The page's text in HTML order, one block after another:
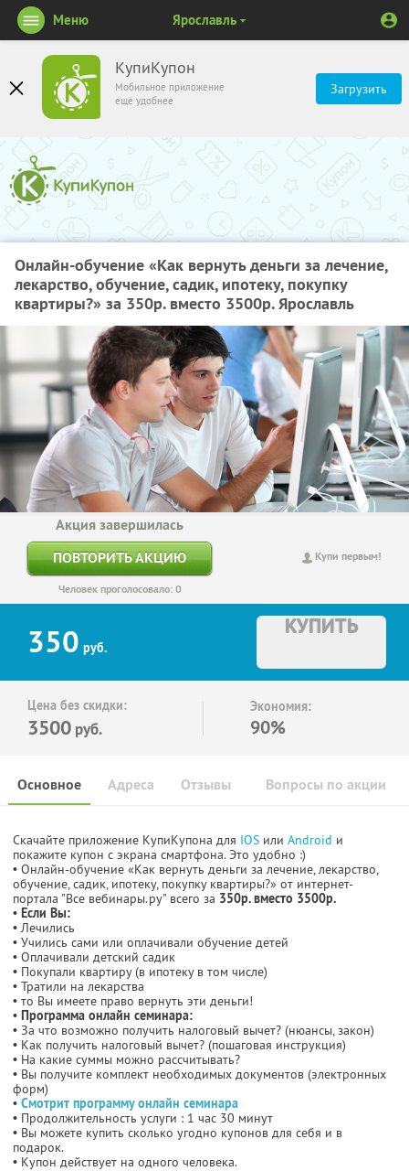
КупиКупон
Мобильное приложение
ещё удобнее
Загрузить
Меню Ярославль
Онлайн-обучение «Как вернуть деньги за лечение,
лекарство, обучение, садик, ипотеку, покупку
квартиры?» за 350р. вместо 3500р. Ярославль
Купи первым!
Акция завершилась
ПОВТОРИТЬ АКЦИЮ
Человек проголосовало: 0
350 руб.
КУПИТЬ
Цена без скидки:
3500 руб.
Экономия:
90%
Основное Отзывы Вопросы по акции
Адреса
Скачайте приложение КупиКупона для IOS или Android и
покажите купон с экрана смартфона. Это удобно :)
• Онлайн-обучение «Как вернуть деньги за лечение, лекарство,
обучение, садик, ипотеку, покупку квартиры?» от интернет-
портала "Все вебинары.ру" всего за 350р. вместо 3500р.
• Если Вы:
• Лечились
• Учились сами или оплачивали обучение детей
• Оплачивали детский садик
• Покупали квартиру (в ипотеку в том числе)
• Тратили на лекарства
• то Вы имеете право вернуть эти деньги!
• Программа онлайн семинара:
• За что возможно получить налоговый вычет? (нюансы, закон)
• Как получить налоговый вычет? (пошаговая инструкция)
• На какие суммы можно рассчитывать?
• Вы получите комплект необходимых документов (электронных
форм)
• Смотрит программу онлайн семинара
• Продолжительность услуги : 1 час 30 минут
• Вы можете купить сколько угодно купонов для себя и в
подарок.
• Купон действует на одного человека.